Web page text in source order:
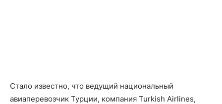
Стало известно, что ведущий национальный
авиаперевозчик Турции, компания Turkish Airlines,